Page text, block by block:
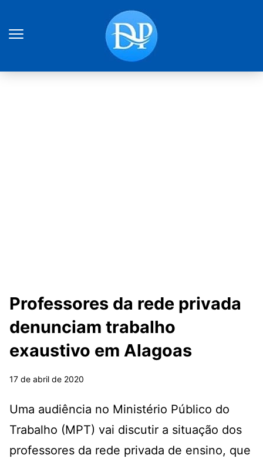
Professores da rede privada
denunciam trabalho
exaustivo em Alagoas
17 de abril de 2020
Uma audiência no Ministério Público do
Trabalho (MPT) vai discutir a situação dos
professores da rede privada de ensino, que